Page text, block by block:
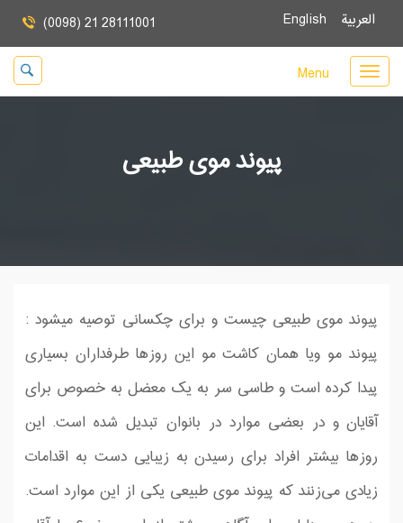
العربية (0098) 21 28111001
Menu
پیوند موی طبیعی
پیوند موی طبیعی چیست و برای چكسانی توصیه میشود :
پیوند مو ویا همان كاشت مو این روز‌ها طرفداران بسیاری
پیدا کرده است و طاسی سر به یک معضل به خصوص برای
آقایان و در بعضی موارد در بانوان تبدیل شده است. این
روز‌ها بیشتر افراد برای رسیدن به زیبایی دست به اقدامات
زیادی می‌زنند که پیوند موی طبیعی یکی از این موارد است.